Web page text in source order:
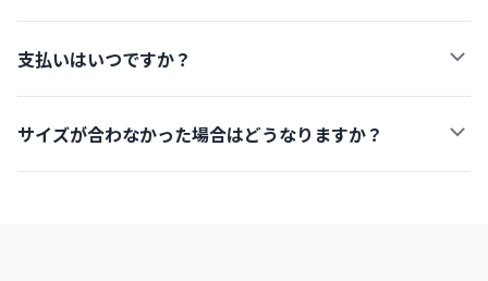
支払いはいつですか？
サイズが合わなかった場合はどうなりますか？